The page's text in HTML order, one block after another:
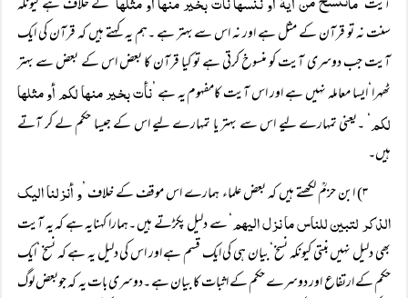
آیت ’
‘ کے خلاف ہے کیونکہ
سنت نہ تو قرآن کے مثل ہے اور نہ اس سے بہتر ہے ۔ہم یہ کہتے ہیں کہ قرآن کی ایک
آیت جب دوسری آیت کو منسوخ کرتی ہے تو کیا قرآن کا بعض اس کے بعض سے بہتر
ٹھہرا‘ایسا معاملہ نہیں ہے اور اس آیت کامفہوم یہ ہے ’نأت بخیر منھا لکم أو مثلھا
لکم ‘ ۔یعنی تمہارے لیے اس سے بہتر یا تمہارے لیے اس کے جیسا حکم لے کر آتے
ہیں۔
۳) ابن حزمؒ لکھتے ہیں کہ بعض علماء ہمارے اس موقف کے خلاف ’
و أنزلنا الیک
الذکر لتبین للناس ما نزل الیھم‘ سے دلیل پکڑتے ہیں ۔ہمارا کہنایہ ہے کہ یہ آیت
بھی دلیل نہیں بنتی کیونکہ نسخ ‘بیان ہی کی ایک قسم ہے اور اس کی دلیل یہ ہے کہ نسخ ‘ایک
حکم کے ارتفاع اور دوسرے حکم کے اثبات کا بیان ہے ۔دوسری بات یہ کہ جوبعض لوگ